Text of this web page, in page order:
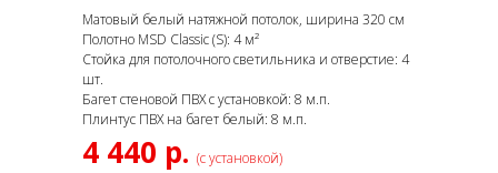
Матовый белый натяжной потолок, ширина 320 см
Полотно MSD Classic (S): 4 м²
Стойка для потолочного светильника и отверстие: 4
шт.
Багет стеновой ПВХ с установкой: 8 м.п.
Плинтус ПВХ на багет белый: 8 м.п.
4 440 р. (с установкой)